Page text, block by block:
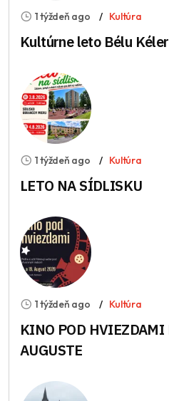
1 týždeň ago Kultúra
Kultúrne leto Bélu
1 týždeň ago Kultúra
LETO NA SÍDLISKU
1 týždeň ago Kultúra
KINO POD HVIEZDAMI
AUGUSTE